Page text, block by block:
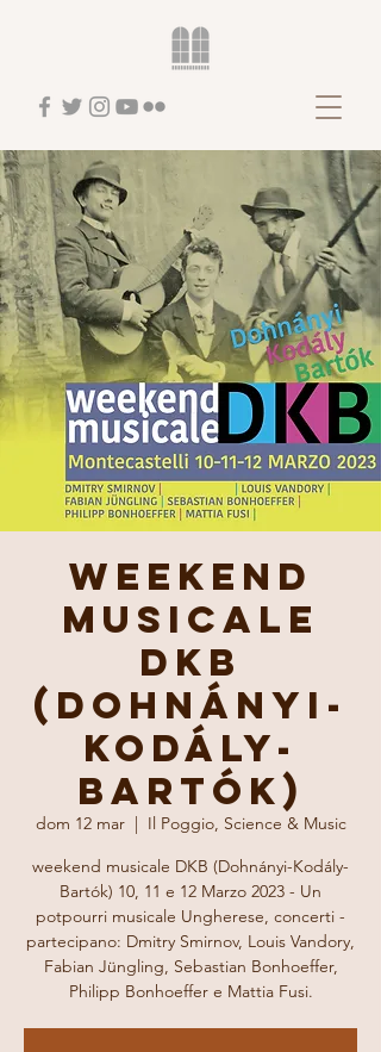
Weekend
musicale
DKB
(Dohnányi-
Kodály-
Bartók)
dom 12 mar
  |
Il Poggio, Science & Music
weekend musicale DKB (Dohnányi-Kodály-
Bartók) 10, 11 e 12 Marzo 2023 - Un
potpourri musicale Ungherese, concerti -
partecipano: Dmitry Smirnov, Louis Vandory,
Fabian Jüngling, Sebastian Bonhoeffer,
Philipp Bonhoeffer e Mattia Fusi.